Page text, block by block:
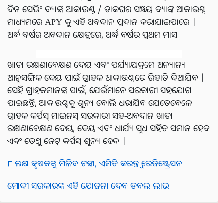
ଦିନ ସେଭିଂ ବ୍ୟାଙ୍କ ଆକାଉଣ୍ଟ / ଡାକଘର ସଞ୍ଚୟ ବ୍ୟାଙ୍କ ଆକାଉଣ୍ଟ
ମାଧ୍ୟମରେ APY କୁ ଏହି ଅବଦାନ ପ୍ରଦାନ କରାଯାଇପାରେ |
ଅର୍ଦ୍ଧ ବର୍ଷର ଅବଦାନ କ୍ଷେତ୍ରରେ, ଅର୍ଦ୍ଧ ବର୍ଷର ପ୍ରଥମ ମାସ |
ଖାତା ରକ୍ଷଣାବେକ୍ଷଣ ଦେୟ ଏବଂ ପର୍ଯ୍ୟାୟକ୍ରମେ ଅନ୍ୟାନ୍ୟ
ଆନୁସଙ୍ଗିକ ଦେୟ ପାଇଁ ଗ୍ରାହକ ଆକାଉଣ୍ଟରେ ରିହାତି ଦିଆଯିବ |
ସେହି ଗ୍ରାହକମାନଙ୍କ ପାଇଁ, ଯେଉଁମାନେ ସରକାରୀ ସହଯୋଗ
ପାଇଛନ୍ତି, ଆକାଉଣ୍ଟକୁ ଶୂନ୍ୟ ବୋଲି ଧରାଯିବ ଯେତେବେଳେ
ଗ୍ରାହକ କର୍ପସ୍ ମାଇନସ୍ ସରକାରୀ ସହ-ଅବଦାନ ଖାତା
ରକ୍ଷଣାବେକ୍ଷଣ ଦେୟ, ଦେୟ ଏବଂ ଧାର୍ଯ୍ୟ ସୁଧ ସହିତ ସମାନ ହେବ
ଏବଂ ତେଣୁ ନେଟ୍ କର୍ପସ୍ ଶୂନ୍ୟ ହେବ |
୮ ଲକ୍ଷ କୃଷକଙ୍କୁ ମିଳିବ ଟଙ୍କା, ଏମିତି କରନ୍ତୁ ରେଜିଷ୍ଟ୍ରେସନ
ମୋଦୀ ସରକାରଙ୍କ ଏହି ଯୋଜନା ଦେବ ଡବଲ ଲାଭ